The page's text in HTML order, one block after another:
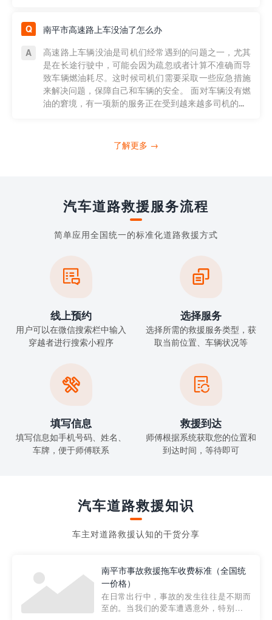
南平市高速路上车没油了怎么办
高速路上车辆没油是司机们经常遇到的问题之一，尤其
是在长途行驶中，可能会因为疏忽或者计算不准确而导
致车辆燃油耗尽。这时候司机们需要采取一些应急措施
来解决问题，保障自己和车辆的安全。 面对车辆没有燃
油的窘境，有一项新的服务正在受到越来越多司机的...
了解更多 →
汽车道路救援服务流程
简单应用全国统一的标准化道路救援方式

线上预约
用户可以在微信搜索栏中输入
穿越者进行搜索小程序

选择服务
选择所需的救援服务类型，获
取当前位置、车辆状况等

填写信息
填写信息如手机号码、姓名、
车牌，便于师傅联系

救援到达
师傅根据系统获取您的位置和
到达时间，等待即可
汽车道路救援知识
车主对道路救援认知的干货分享
南平市事故救援拖车收费标准（全国统
一价格）
在日常出行中，事故的发生往往是不期而
至的。当我们的爱车遭遇意外，特别是在